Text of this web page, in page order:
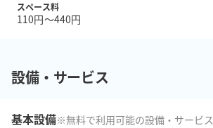
スペース料
110円〜440円
設備・サービス
基本設備※無料で利用可能の設備・サービス